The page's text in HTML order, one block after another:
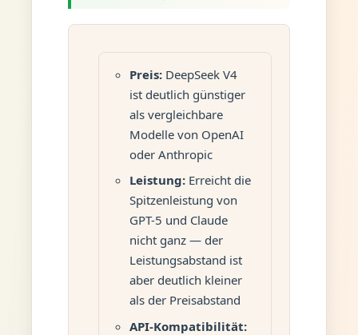
Preis:DeepSeek V4
ist deutlich günstiger
als vergleichbare
Modelle von OpenAI
oder Anthropic
Leistung:Erreicht die
Spitzenleistung von
GPT-5 und Claude
nicht ganz — der
Leistungsabstand ist
aber deutlich kleiner
als der Preisabstand
API-Kompatibilität: